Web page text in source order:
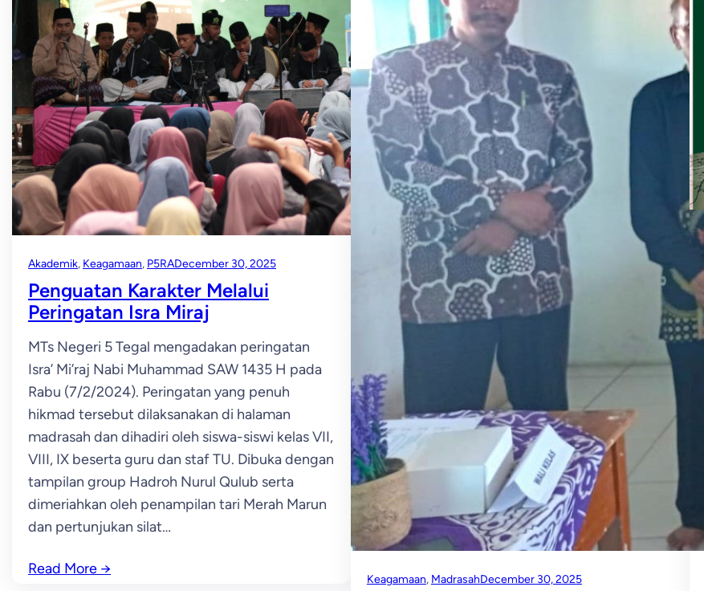
Akademik, Keagamaan, P5RADecember 30, 2025
Penguatan Karakter Melalui
Peringatan Isra Miraj
MTs Negeri 5 Tegal mengadakan peringatan
Isra’ Mi’raj Nabi Muhammad SAW 1435 H pada
Rabu (7/2/2024). Peringatan yang penuh
hikmad tersebut dilaksanakan di halaman
madrasah dan dihadiri oleh siswa-siswi kelas VII,
VIII, IX beserta guru dan staf TU. Dibuka dengan
tampilan group Hadroh Nurul Qulub serta
dimeriahkan oleh penampilan tari Merah Marun
dan pertunjukan silat…
Read More →
Keagamaan, MadrasahDecember 30, 2025